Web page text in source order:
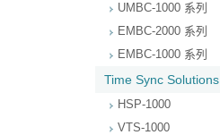
UMBC-1000 系列
EMBC-2000 系列
EMBC-1000 系列
Time Sync Solutions
HSP-1000
VTS-1000